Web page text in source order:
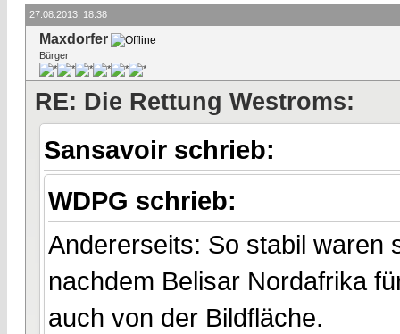
27.08.2013, 18:38
Maxdorfer
Bürger
RE: Die Rettung Westroms:
Sansavoir schrieb:
WDPG schrieb:
Andererseits: So stabil waren
nachdem Belisar Nordafrika
auch von der Bildfläche.